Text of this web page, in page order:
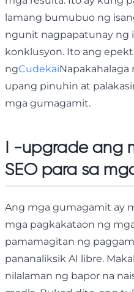
lamang bumubuo ng
ngunit nagpapatunay ng
konklusyon. Ito ang
ngCudekai
upang pinuhin at
mga gumagamit.
I -upgrade ang
SEO para sa
Ang mga gumagamit ay
mga pagkakataon ng
pamamagitan ng
pananaliksik AI libre.
nilalaman ng bapor na